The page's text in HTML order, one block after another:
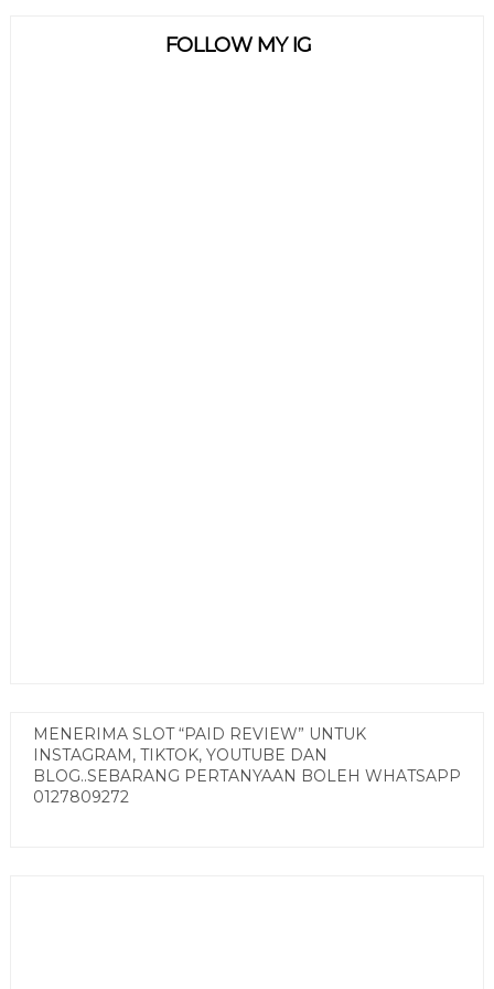
FOLLOW MY IG
MENERIMA SLOT “PAID REVIEW” UNTUK
INSTAGRAM, TIKTOK, YOUTUBE DAN
BLOG..SEBARANG PERTANYAAN BOLEH WHATSAPP
0127809272